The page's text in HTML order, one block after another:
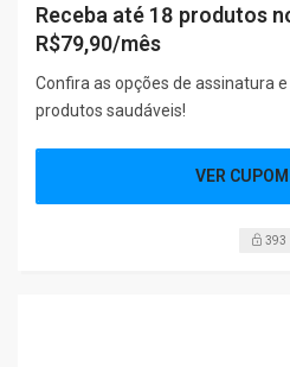
Receba até 18 produtos
R$79,90/mês
Confira as opções de assinatura
produtos saudáveis!
VER CUPOM
393